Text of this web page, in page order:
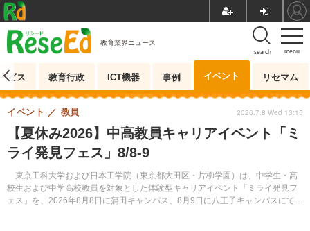
menu
search
教育業界ニュース
ビス 教育行政 ICT機器 事例 イベント リセマム
【夏休み2026】中高教員キャリアイベント「ミ
ライ発見フェス」8/8-9
東京工科大学および日本工学院（東京都大田区・片柳学園）は、中学生・高
校生および中学高校教員を対象とした体験型キャリアイベント「ミライ発見フ
ェス」を、2026年8月8日に蒲田キャンパス、8月9日に八王子キャンパスにて開
イベント 教員 2026.7.8 Wed 13:15